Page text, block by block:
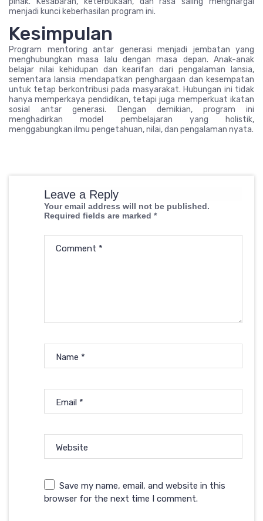
menjadi kunci keberhasilan program ini.
Kesimpulan
Program mentoring antar generasi menjadi jembatan yang
menghubungkan masa lalu dengan masa depan. Anak-anak
belajar nilai kehidupan dan kearifan dari pengalaman lansia,
sementara lansia mendapatkan penghargaan dan kesempatan
untuk tetap berkontribusi pada masyarakat. Hubungan ini tidak
hanya memperkaya pendidikan, tetapi juga memperkuat ikatan
sosial antar generasi. Dengan demikian, program ini
menghadirkan model pembelajaran yang holistik,
menggabungkan ilmu pengetahuan, nilai, dan pengalaman nyata.
Leave a Reply
Your email address will not be published.
Required fields are marked *
Comment *
Name *
Email *
Website
Save my name, email, and website in this
browser for the next time I comment.